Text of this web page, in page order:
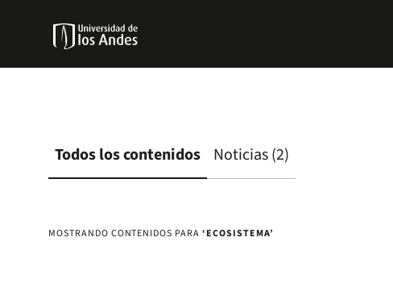
Todos los contenidos Noticias (2)
MOSTRANDO CONTENIDOS PARA ‘ECOSISTEMA’